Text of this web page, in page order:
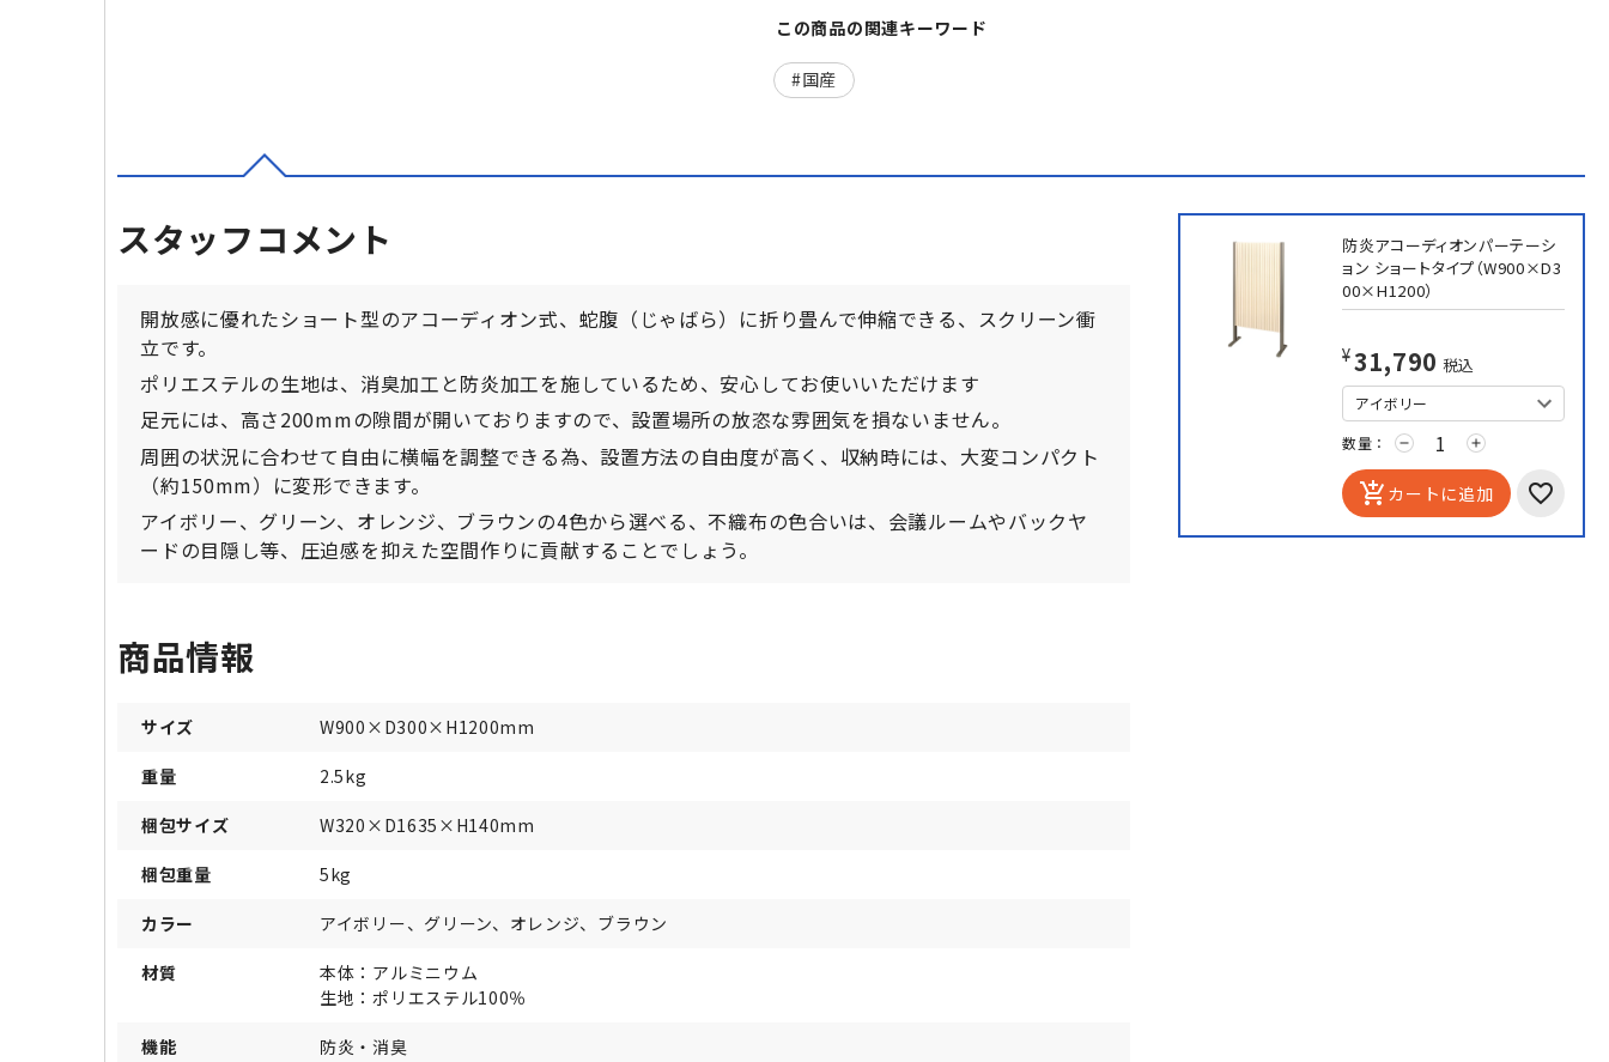
この商品の関連キーワード
国産
スタッフコメント
開放感に優れたショート型のアコーディオン式、蛇腹（じゃばら）に折り畳んで伸縮できる、スクリーン衝
立です。
ポリエステルの生地は、消臭加工と防炎加工を施しているため、安心してお使いいただけます
足元には、高さ200mmの隙間が開いておりますので、設置場所の放恣な雰囲気を損ないません。
周囲の状況に合わせて自由に横幅を調整できる為、設置方法の自由度が高く、収納時には、大変コンパクト
（約150mm）に変形できます。
アイボリー、グリーン、オレンジ、ブラウンの4色から選べる、不織布の色合いは、会議ルームやバックヤ
ードの目隠し等、圧迫感を抑えた空間作りに貢献することでしょう。
商品情報
サイズ W900×D300×H1200mm
重量 2.5kg
梱包サイズ W320×D1635×H140mm
梱包重量 5kg
カラー アイボリー、グリーン、オレンジ、ブラウン
材質
本体：アルミニウム
生地：ポリエステル100％
機能 防炎・消臭
防炎アコーディオンパーテーシ
ョン ショートタイプ（W900×D3
00×H1200）
¥31,790 税込
数量： remove add
add_shopping_cart カートに追加